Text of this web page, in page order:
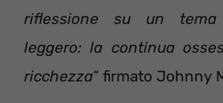
riflessione su un tema
leggero: la continua
ricchezza” firmato Johnny